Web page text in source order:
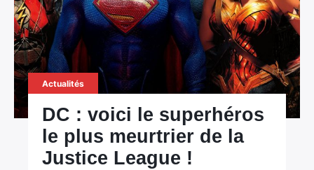
Actualités
DC : voici le superhéros
le plus meurtrier de la
Justice League !